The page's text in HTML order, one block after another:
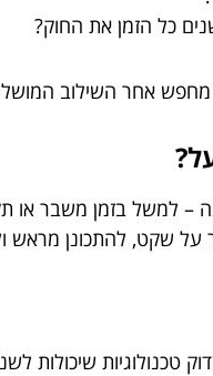
כל הזמן את החוק?
אחר השילוב המושלם
למשל בזמן משבר או
על שקט, להתכונן מראש
טכנולוגיות שיכולות